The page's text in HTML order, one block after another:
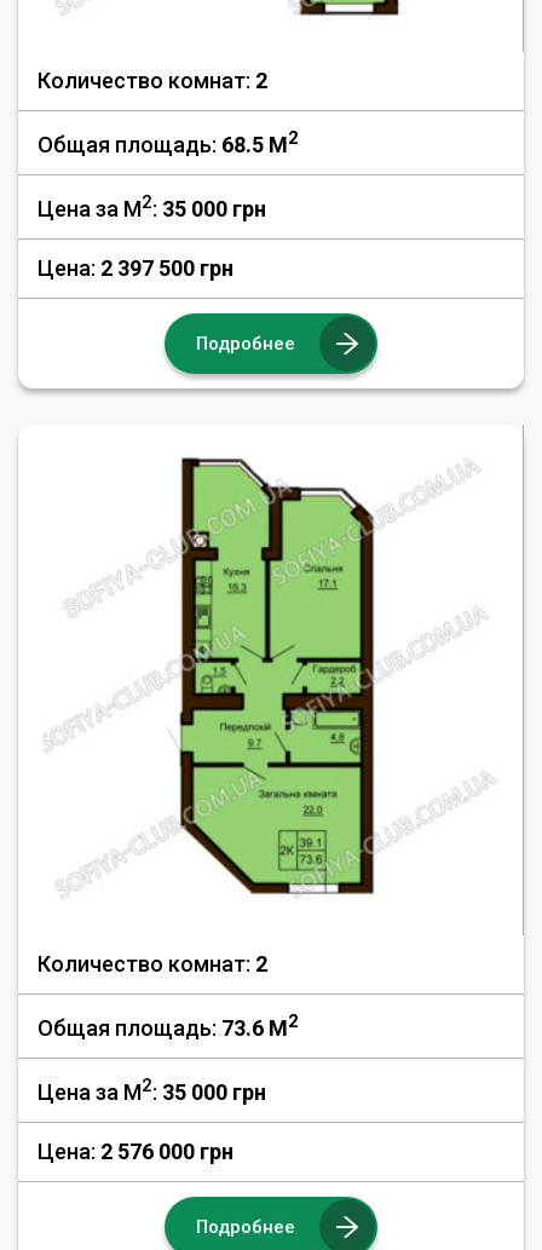
Количество комнат: 2
Общая площадь: 68.5 M2
Цена за М2: 35 000 грн
Цена: 2 397 500 грн
Подробнее
Количество комнат: 2
Общая площадь: 73.6 M2
Цена за М2: 35 000 грн
Цена: 2 576 000 грн
Подробнее